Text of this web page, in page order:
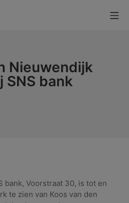
Nieuwendijk
SNS bank
bank, Voorstraat 30, is tot en
te zien van Koos van den